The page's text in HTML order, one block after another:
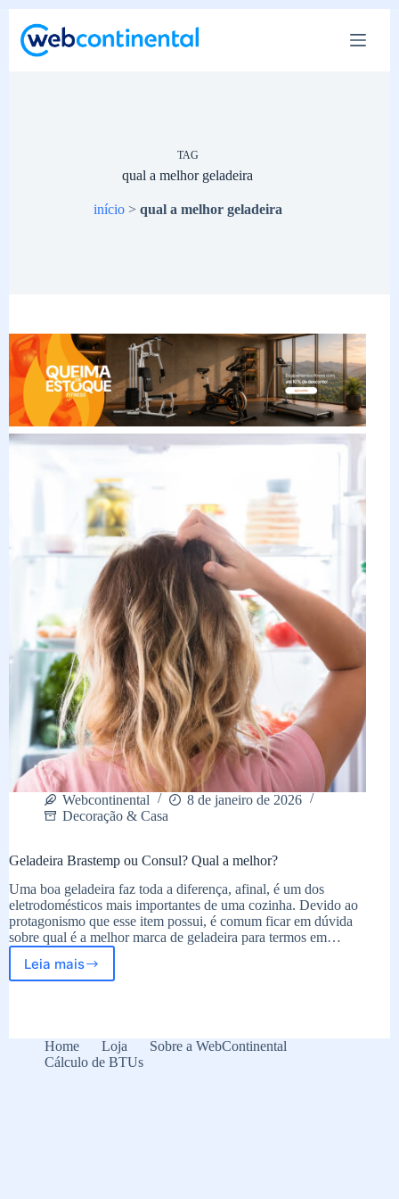
para
TAG
qual a melhor geladeira
início> qual a melhor geladeira
Webcontinental
8 de janeiro de 2026
Decoração & Casa
Geladeira Brastemp ou Consul? Qual a melhor?
Uma boa geladeira faz toda a diferença, afinal, é um dos
eletrodomésticos mais importantes de uma cozinha. Devido ao
protagonismo que esse item possui, é comum ficar em dúvida
sobre qual é a melhor marca de geladeira para termos em…
Leia maisGeladeira
a
melhor?
Home Loja
Sobre a WebContinental
Cálculo de BTUs